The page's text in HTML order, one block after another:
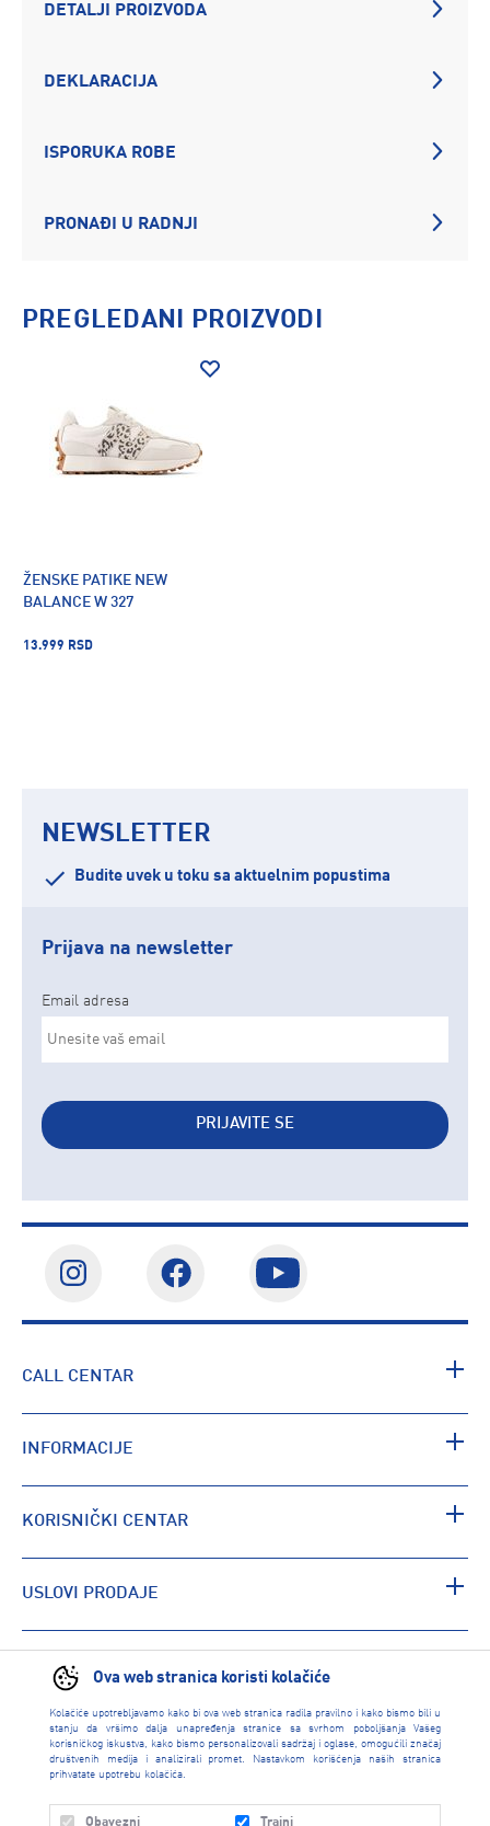
Ova web stranica koristi kolačiće
Kolačiće upotrebljavamo kako bi ova web stranica radila pravilno i kako bismo bili u
stanju da vršimo dalja unapređenja stranice sa svrhom poboljšanja Vašeg
korisničkog iskustva, kako bismo personalizovali sadržaj i oglase, omogućili značaj
društvenih medija i analizirali promet. Nastavkom korišćenja naših stranica
prihvatate upotrebu kolačića.
Obavezni Trajni
DETALJI PROIZVODA
DEKLARACIJA
ISPORUKA ROBE
PRONAĐI U RADNJI
PREGLEDANI PROIZVODI
ŽENSKE PATIKE NEW
BALANCE W 327
13.999 RSD
NEWSLETTER
Budite uvek u toku sa aktuelnim popustima
Prijava na newsletter
Email adresa
PRIJAVITE SE
CALL CENTAR
INFORMACIJE
KORISNIČKI CENTAR
USLOVI PRODAJE
PRONAĐI RADNJU